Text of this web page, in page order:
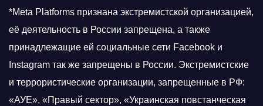
*Meta Platforms признана экстремистской организацией,
её деятельность в России запрещена, а также
принадлежащие ей социальные сети Facebook и
Instagram так же запрещены в России. Экстремистские
и террористические организации, запрещенные в РФ:
«АУЕ», «Правый сектор», «Украинская повстанческая